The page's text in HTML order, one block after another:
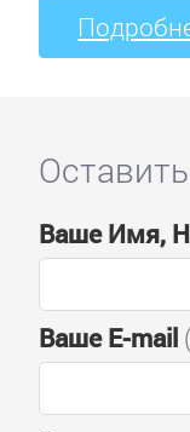
Ваше Имя,
Ваше E-mail